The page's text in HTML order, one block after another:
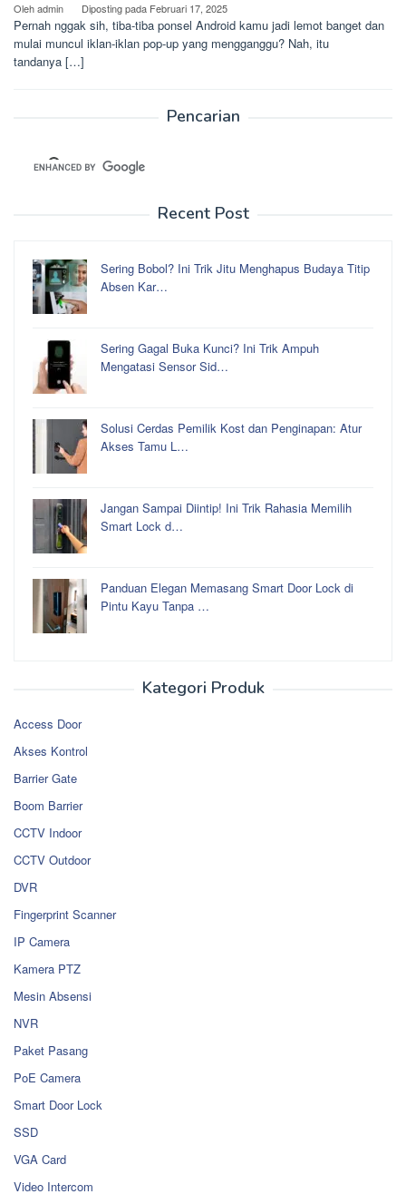
Olehadmin Diposting pada Februari 17, 2025
Pernah nggak sih, tiba-tiba ponsel Android kamu jadi lemot banget dan
mulai muncul iklan-iklan pop-up yang mengganggu? Nah, itu
tandanya […]
Pencarian
Recent Post
Sering Bobol? Ini Trik Jitu Menghapus Budaya Titip
Absen Kar…
Sering Gagal Buka Kunci? Ini Trik Ampuh
Mengatasi Sensor Sid…
Solusi Cerdas Pemilik Kost dan Penginapan: Atur
Akses Tamu L…
Jangan Sampai Diintip! Ini Trik Rahasia Memilih
Smart Lock d…
Panduan Elegan Memasang Smart Door Lock di
Pintu Kayu Tanpa …
Kategori Produk
Access Door
Akses Kontrol
Barrier Gate
Boom Barrier
CCTV Indoor
CCTV Outdoor
DVR
Fingerprint Scanner
IP Camera
Kamera PTZ
Mesin Absensi
NVR
Paket Pasang
PoE Camera
Smart Door Lock
SSD
VGA Card
Video Intercom